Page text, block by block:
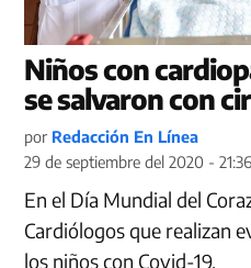
Niños con
se salvaron con
por Redacción En Línea
29 de septiembre del 2020 -
En el Día Mundial del
Cardiólogos que realizan
los niños con Covid-19.